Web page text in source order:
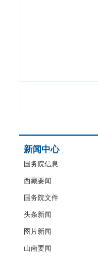
新闻中心
国务院信息
西藏要闻
国务院文件
头条新闻
图片新闻
山南要闻